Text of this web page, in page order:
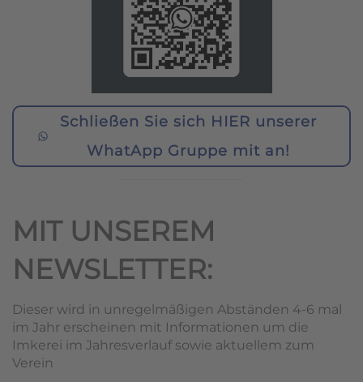
Schließen Sie sich HIER unserer
WhatApp Gruppe mit an!
MIT UNSEREM
NEWSLETTER:
Dieser wird in unregelmäßigen Abständen 4-6 mal
im Jahr erscheinen mit Informationen um die
Imkerei im Jahresverlauf sowie aktuellem zum
Verein